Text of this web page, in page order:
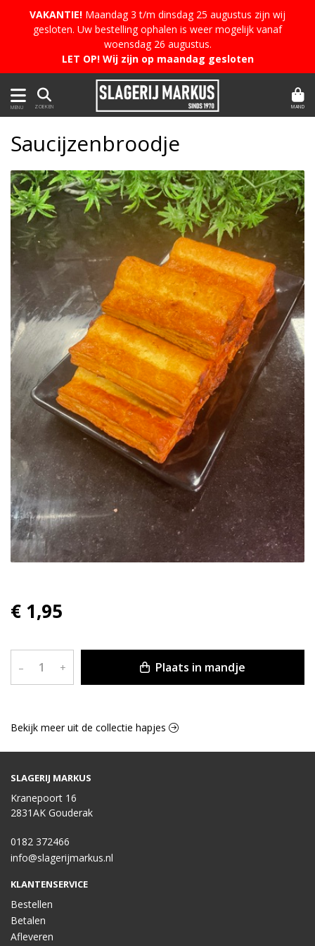
VAKANTIE! Maandag 3 t/m dinsdag 25 augustus zijn wij
gesloten. Uw bestelling ophalen is weer mogelijk vanaf
woensdag 26 augustus.
LET OP! Wij zijn op maandag gesloten
MENU ZOEKEN MAND
Saucijzenbroodje
€ 1,95
– + Plaats in mandje
Bekijk meer uit de collectie hapjes
SLAGERIJ MARKUS
Kranepoort 16
2831AK Gouderak
0182 372466
info@slagerijmarkus.nl
KLANTENSERVICE
Bestellen
Betalen
Afleveren